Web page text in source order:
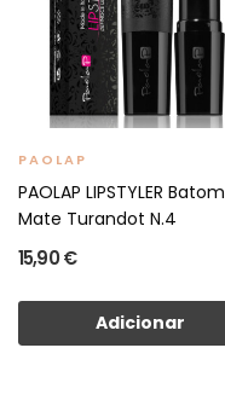
PAOLAP
PAOLAP LIPSTYLER Batom
Mate Turandot N.4
15,90 €
Adicionar